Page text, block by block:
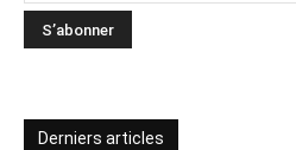
Derniers articles